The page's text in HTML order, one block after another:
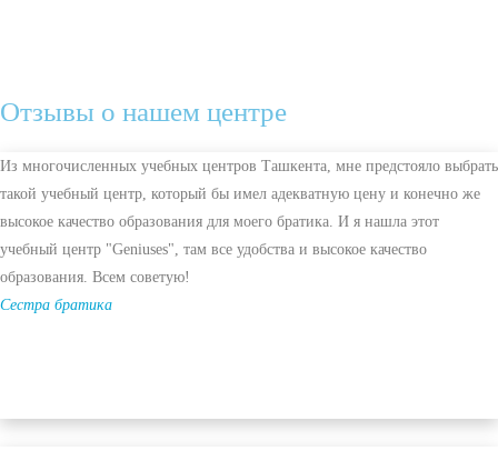
Отзывы о нашем центре
Из многочисленных учебных центров Ташкента, мне предстояло выбрать
такой учебный центр, который бы имел адекватную цену и конечно же
высокое качество образования для моего братика. И я нашла этот
учебный центр "Geniuses", там все удобства и высокое качество
образования. Всем советую!
Сестра братика